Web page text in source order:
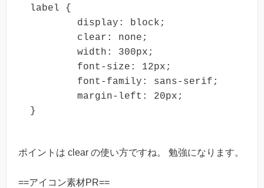
label {
ポイントは clear の使い方ですね。 勉強になります。
==アイコン素材PR==